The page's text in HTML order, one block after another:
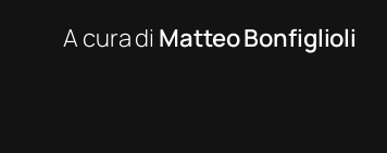
A cura di Matteo Bonfiglioli